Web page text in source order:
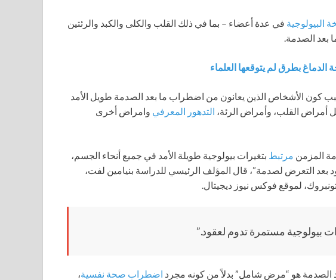
البيولوجية في عدة أعضاء – بما في ذلك القلب والكلى والكبد والرئتين
بعد الصدمة.
الدماغ بطرق لم يتوقعها العلماء
كون الأشخاص الذين يعانون من اضطراب ما بعد الصدمة طويل الأمد
أمراض القلب، وأمراض الرئة، التدهور المعرفي وامراض أخرى
المزمن مرتبط بتغيرات بيولوجية طويلة الأمد في جميع أنحاء الجسم،
بعد التعرض لصدمة”، قال المؤلف الرئيسي للدراسة بنيامين لفت،
بيولوجية مستمرة تدوم لعقود.”
الصدمة هو “مرض شامل” بدلاً من كونه مجرد اضطراب صحة نفسية،